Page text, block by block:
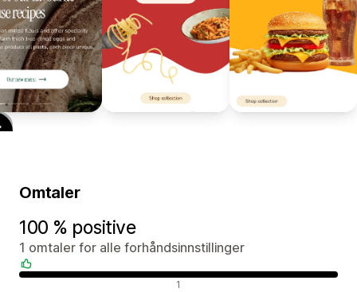
Omtaler
100 % positive
1 omtaler for alle forhåndsinnstillinger
1